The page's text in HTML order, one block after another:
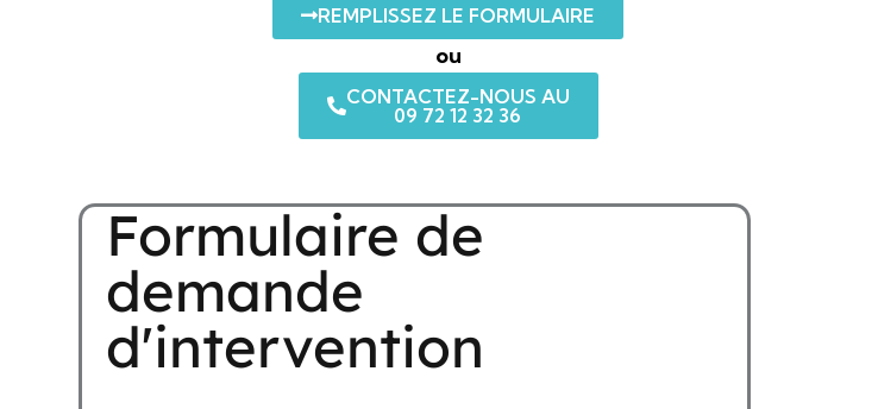
REMPLISSEZ LE FORMULAIRE
ou
CONTACTEZ-NOUS AU
09 72 12 32 36
Formulaire de
demande
d'intervention